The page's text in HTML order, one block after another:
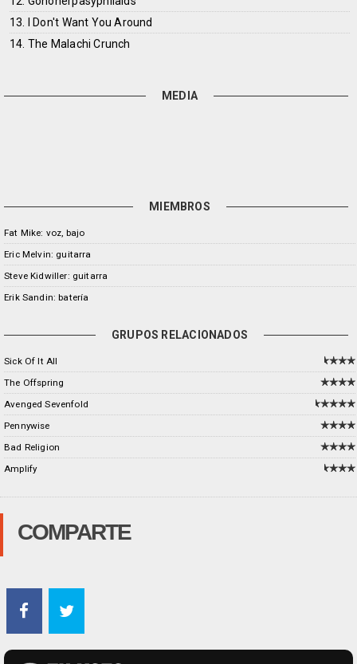
13. I Don't Want You Around
14. The Malachi Crunch
MEDIA
MIEMBROS
Fat Mike: voz, bajo
Eric Melvin: guitarra
Steve Kidwiller: guitarra
Erik Sandin: batería
GRUPOS RELACIONADOS
Sick Of It All
The Offspring
Avenged Sevenfold
Pennywise
Bad Religion
Amplify
COMPARTE